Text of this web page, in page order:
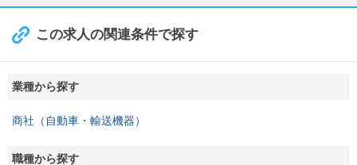
この求人の関連条件で探す
業種から探す
商社（自動車・輸送機器）
職種から探す